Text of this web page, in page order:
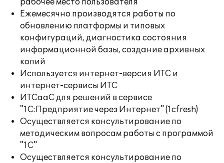
рабочее место пользователя
Ежемесячно производятся работы по
обновлению платформы и типовых
конфигураций, диагностика состояния
информационной базы, создание архивных
копий
Используется интернет-версия ИТС и
интернет-сервисы ИТС
ИТСааС для решений в сервисе
"1С:Предприятие через Интернет" (1cfresh)
Осуществляется консультирование по
методическим вопросам работы с программой
"1С"
Осуществляется консультирование по